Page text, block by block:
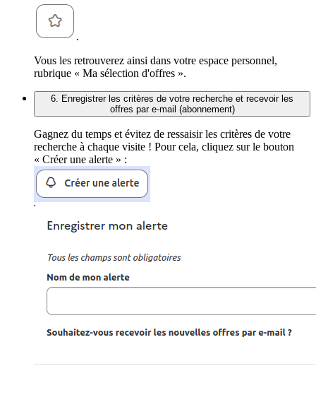
.
Vous les retrouverez ainsi dans votre espace personnel,
rubrique « Ma sélection d'offres ».
6. Enregistrer les critères de votre recherche et recevoir les
offres par e-mail (abonnement)
Gagnez du temps et évitez de ressaisir les critères de votre
recherche à chaque visite ! Pour cela, cliquez sur le bouton
« Créer une alerte » :